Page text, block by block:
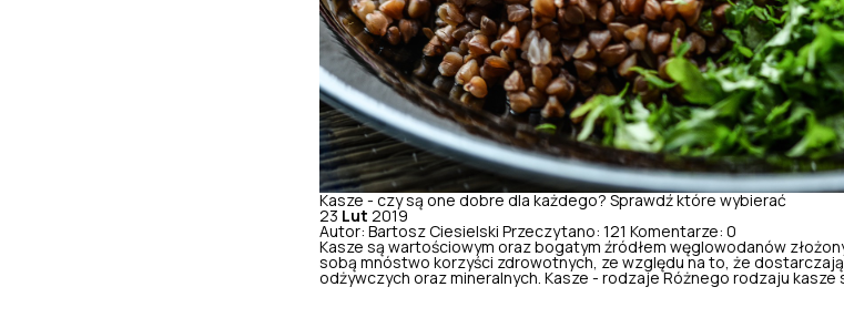
Kasze - czy są one dobre dla każdego? Sprawdź które wybierać
23 Lut 2019
Autor: Bartosz Ciesielski Przeczytano: 121 Komentarze: 0
Kasze są wartościowym oraz bogatym źródłem węglowodanów
sobą mnóstwo korzyści zdrowotnych, ze względu na to, że
odżywczych oraz mineralnych. Kasze - rodzaje Różnego rodzaju kasze